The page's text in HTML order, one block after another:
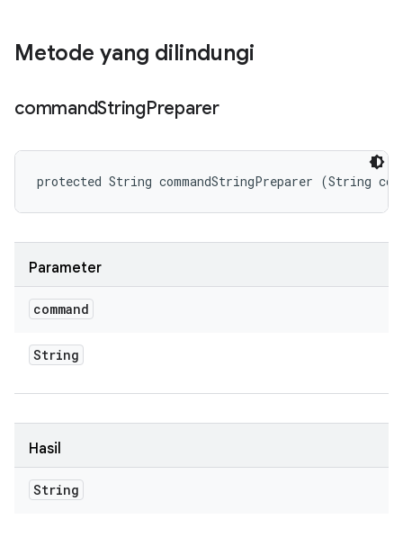
Metode yang dilindungi
commandStringPreparer
protected String commandStringPreparer (String
Parameter
command
String
Hasil
String